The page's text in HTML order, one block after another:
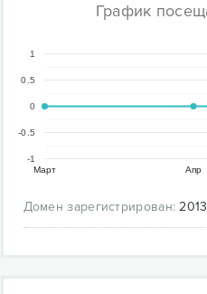
График
Март Апр
-1
-0.5
0
0.5
1
Домен зарегистрирован: